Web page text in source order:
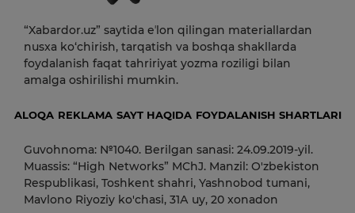
“Xabardor.uz” saytida eʼlon qilingan materiallardan
nusxa ko‘chirish, tarqatish va boshqa shakllarda
foydalanish faqat tahririyat yozma roziligi bilan
amalga oshirilishi mumkin.
ALOQA REKLAMA SAYT HAQIDA FOYDALANISH SHARTLARI
Guvohnoma: №1040. Berilgan sanasi: 24.09.2019-yil.
Muassis: “High Networks” MChJ. Manzil: O'zbekiston
Respublikasi, Toshkent shahri, Yashnobod tumani,
Mavlono Riyoziy ko'chasi, 31А uy, 20 xonadon